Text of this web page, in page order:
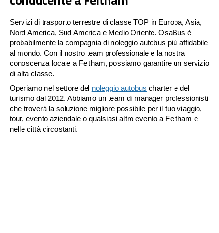
Servizi di trasporto terrestre di classe TOP in Europa, Asia,
Nord America, Sud America e Medio Oriente. OsaBus è
probabilmente la compagnia di noleggio autobus più affidabile
al mondo. Con il nostro team professionale e la nostra
conoscenza locale a Feltham, possiamo garantire un servizio
di alta classe.
Operiamo nel settore del noleggio autobus charter e del
turismo dal 2012. Abbiamo un team di manager professionisti
che troverà la soluzione migliore possibile per il tuo viaggio,
tour, evento aziendale o qualsiasi altro evento a Feltham e
nelle città circostanti.